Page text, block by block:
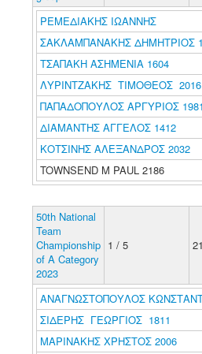
ΡΕΜΕΔΙΑΚΗΣ ΙΩΑΝΝΗΣ
ΣΑΚΛΑΜΠΑΝΑΚΗΣ ΔΗΜΗΤΡΙΟΣ
ΤΣΑΠΑΚΗ ΑΣΗΜΕΝΙΑ 1604
ΛΥΡΙΝΤΖΑΚΗΣ ΤΙΜΟΘΕΟΣ 2016
ΠΑΠΑΔΟΠΟΥΛΟΣ ΑΡΓΥΡΙΟΣ 1981
ΔΙΑΜΑΝΤΗΣ ΑΓΓΕΛΟΣ 1412
ΚΟΤΣΙΝΗΣ ΑΛΕΞΑΝΔΡΟΣ 2032
TOWNSEND M PAUL 2186
50th National
Team
Championship
of A Category
2023
1 / 5
ΑΝΑΓΝΩΣΤΟΠΟΥΛΟΣ
ΣΙΔΕΡΗΣ ΓΕΩΡΓΙΟΣ 1811
ΜΑΡΙΝΑΚΗΣ ΧΡΗΣΤΟΣ 2006